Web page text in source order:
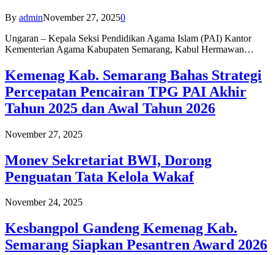
By adminNovember 27, 20250
Ungaran – Kepala Seksi Pendidikan Agama Islam (PAI) Kantor
Kementerian Agama Kabupaten Semarang, Kabul Hermawan…
Kemenag Kab. Semarang Bahas Strategi
Percepatan Pencairan TPG PAI Akhir
Tahun 2025 dan Awal Tahun 2026
November 27, 2025
Monev Sekretariat BWI, Dorong
Penguatan Tata Kelola Wakaf
November 24, 2025
Kesbangpol Gandeng Kemenag Kab.
Semarang Siapkan Pesantren Award 2026